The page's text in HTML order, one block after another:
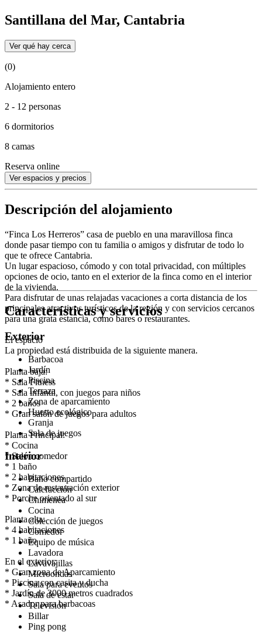
Santillana del Mar, Cantabria
Ver qué hay cerca
(0)
Alojamiento entero
2 - 12 personas
6 dormitorios
8 camas
Reserva online
Ver espacios y precios
Descripción del alojamiento
“Finca Los Herreros” casa de pueblo en una maravillosa finca
donde pasar tiempo con tu familia o amigos y disfrutar de todo lo
que te ofrece Cantabria.
Un lugar espacioso, cómodo y con total privacidad, con múltiples
opciones de ocio, tanto en el exterior de la finca como en el interior
de la vivienda.
Para disfrutar de unas relajadas vacaciones a corta distancia de los
principales atractivos turísticos de la región y con servicios cercanos
para una grata estancia, como bares o restaurantes.
El espacio
La propiedad está distribuida de la siguiente manera.
Planta baja:
* Sala Fitness
* Sala infantil, con juegos para niños
* 2 baños
* Gran salón de juegos para adultos
Planta Principal:
* Cocina
* Salón comedor
* 1 baño
* 2 habitaciones
* Zona de restauración exterior
* Porche orientado al sur
Planta alta:
* 4 habitaciones
* 1 baño
En el exterior:
* Gran zona de Aparcamiento
* Piscina con casita y ducha
* Jardín de 3000 metros cuadrados
* Asador para barbacoas
Características y servicios
Exterior
Barbacoa
Jardín
Piscina
Terraza
Zona de aparcamiento
Huerto ecológico
Granja
Sala de juegos
Interior
Baño compartido
Calefacción
Chimenea
Cocina
Colección de juegos
Comedor
Equipo de música
Lavadora
Lavavajillas
Microondas
Sala para eventos
Sala de estar
Televisión
Billar
Ping pong